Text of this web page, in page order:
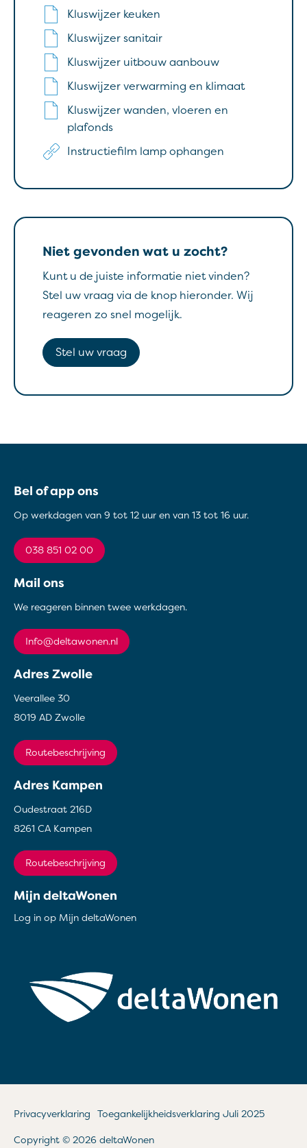
Kluswijzer keuken
Kluswijzer sanitair
Kluswijzer uitbouw aanbouw
Kluswijzer verwarming en klimaat
Kluswijzer wanden, vloeren en
plafonds
Instructiefilm lamp ophangen
Niet gevonden wat u zocht?
Kunt u de juiste informatie niet vinden?
Stel uw vraag via de knop hieronder. Wij
reageren zo snel mogelijk.
Stel uw vraag
Contactinformatie
Bel of app ons
Op werkdagen van 9 tot 12 uur en van 13 tot 16 uur.
038 851 02 00
Mail ons
We reageren binnen twee werkdagen.
info@deltawonen.nl
Adres Zwolle
Veerallee 30
8019 AD Zwolle
Routebeschrijving
Adres Kampen
Oudestraat 216D
8261 CA Kampen
Routebeschrijving
Mijn deltaWonen
Log in op Mijn deltaWonen
Copyright © 2026 deltaWonen
Privacyverklaring Toegankelijkheidsverklaring Juli 2025